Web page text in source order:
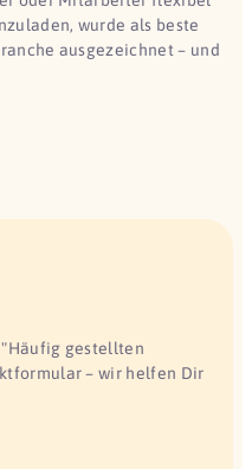
wurde als beste
ausgezeichnet – und
gestellten
– wir helfen Dir